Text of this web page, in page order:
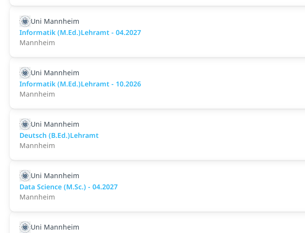
Uni Mannheim
Informatik (M.Ed.)Lehramt - 04.2027
Mannheim
Uni Mannheim
Informatik (M.Ed.)Lehramt - 10.2026
Mannheim
Uni Mannheim
Deutsch (B.Ed.)Lehramt
Mannheim
Uni Mannheim
Data Science (M.Sc.) - 04.2027
Mannheim
Uni Mannheim